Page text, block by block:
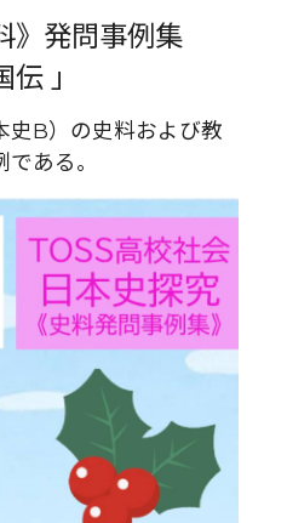
》発問事例集
」
史B）の史料および教
ある。